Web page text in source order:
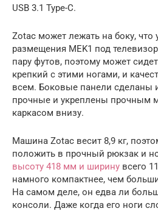
USB 3.1 Type-C.
Zotac может лежать на боку, что
размещения MEK1 под
пару футов, поэтому может
крепкий с этими ногами, и
всем. Боковые панели сделаны
прочные и укреплены прочным
каркасом внизу.
Машина Zotac весит 8,9 кг,
положить в прочный рюкзак и
высоту 418 мм и ширину всего
намного компактнее, чем
На самом деле, он едва ли
консоли. Даже когда его ноги